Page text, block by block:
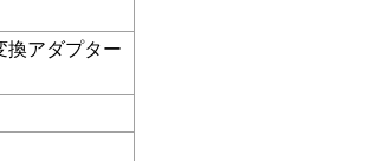
換アダプター